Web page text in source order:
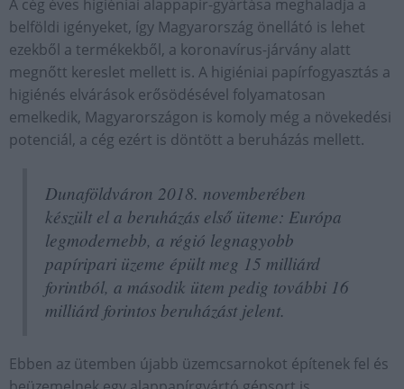
A cég éves higiéniai alappapír-gyártása meghaladja a
belföldi igényeket, így Magyarország önellátó is lehet
ezekből a termékekből, a koronavírus-járvány alatt
megnőtt kereslet mellett is. A higiéniai papírfogyasztás a
higiénés elvárások erősödésével folyamatosan
emelkedik, Magyarországon is komoly még a növekedési
potenciál, a cég ezért is döntött a beruházás mellett.
Dunaföldváron 2018. novemberében
készült el a beruházás első üteme: Európa
legmodernebb, a régió legnagyobb
papíripari üzeme épült meg 15 milliárd
forintból, a második ütem pedig további 16
milliárd forintos beruházást jelent.
Ebben az ütemben újabb üzemcsarnokot építenek fel és